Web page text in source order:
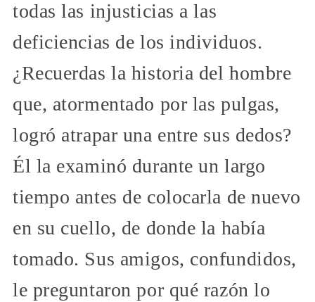
todas las injusticias a las
deficiencias de los individuos.
¿Recuerdas la historia del hombre
que, atormentado por las pulgas,
logró atrapar una entre sus dedos?
Él la examinó durante un largo
tiempo antes de colocarla de nuevo
en su cuello, de donde la había
tomado. Sus amigos, confundidos,
le preguntaron por qué razón lo